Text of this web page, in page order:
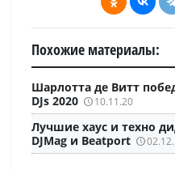
Похожие материалы:
Шарлотта де Витт
DJs 2020
10.11.20
Лучшие хаус и техно
DJMag и Beatport